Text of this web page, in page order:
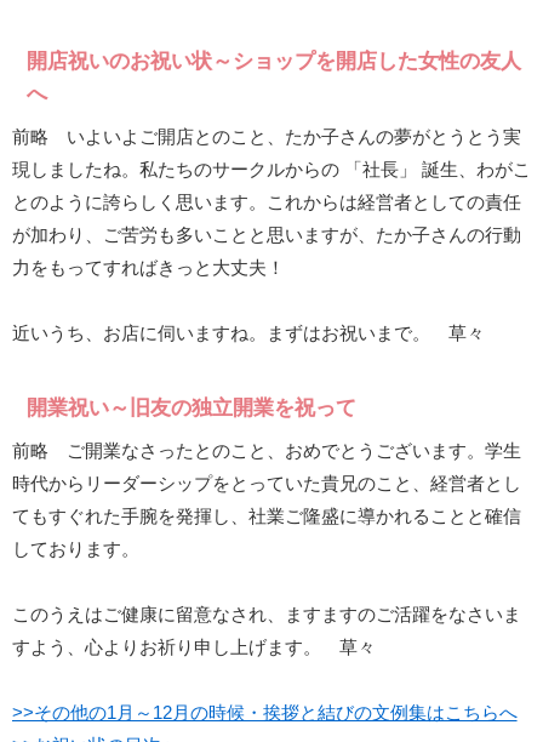
開店祝いのお祝い状～ショップを開店した女性の友人
へ
前略 いよいよご開店とのこと、たか子さんの夢がとうとう実
現しましたね。私たちのサークルからの 「社長」 誕生、わがこ
とのように誇らしく思います。これからは経営者としての責任
が加わり、ご苦労も多いことと思いますが、たか子さんの行動
力をもってすればきっと大丈夫！
近いうち、お店に伺いますね。まずはお祝いまで。 草々
開業祝い～旧友の独立開業を祝って
前略 ご開業なさったとのこと、おめでとうございます。学生
時代からリーダーシップをとっていた貴兄のこと、経営者とし
てもすぐれた手腕を発揮し、社業ご隆盛に導かれることと確信
しております。
このうえはご健康に留意なされ、ますますのご活躍をなさいま
すよう、心よりお祈り申し上げます。 草々
>>その他の1月～12月の時候・挨拶と結びの文例集はこちらへ